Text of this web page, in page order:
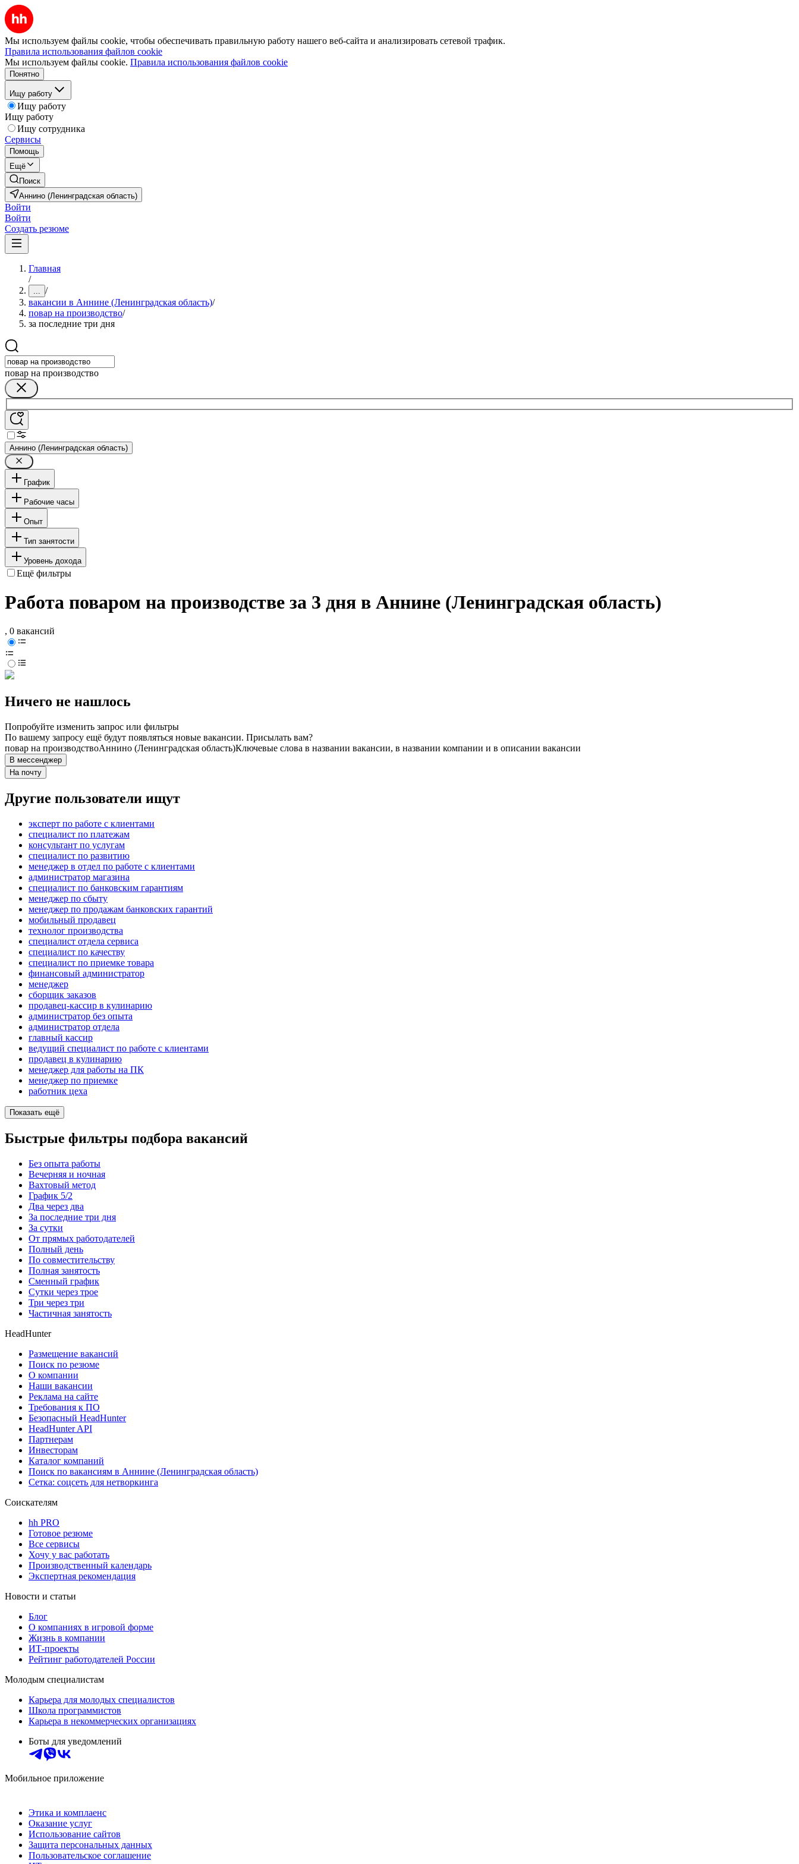
Мы используем файлы cookie, чтобы обеспечивать правильную работу нашего веб-сайта и анализировать сетевой трафик.
Правила использования файлов cookie
Мы используем файлы cookie. Правила использования файлов cookie
Понятно
Ищу работу
Ищу работу
Ищу работу
Ищу сотрудника
Сервисы
Помощь
Ещё
Поиск
Аннино (Ленинградская область)
Войти
Войти
Создать резюме
Главная
/
... /
вакансии в Аннине (Ленинградская область)/
повар на производство/
за последние три дня
повар на производство
Аннино (Ленинградская область)
График
Рабочие часы
Опыт
Тип занятости
Уровень дохода
Ещё фильтры
Работа поваром на производстве за 3 дня в Аннине (Ленинградская область)
, 0 вакансий
Ничего не нашлось
Попробуйте изменить запрос или фильтры
По вашему запросу ещё будут появляться новые вакансии. Присылать вам?
повар на производствоАннино (Ленинградская область)Ключевые слова в названии вакансии, в названии компании и в описании вакансии
В мессенджер
На почту
Другие пользователи ищут
эксперт по работе с клиентами
специалист по платежам
консультант по услугам
специалист по развитию
менеджер в отдел по работе с клиентами
администратор магазина
специалист по банковским гарантиям
менеджер по сбыту
менеджер по продажам банковских гарантий
мобильный продавец
технолог производства
специалист отдела сервиса
специалист по качеству
специалист по приемке товара
финансовый администратор
менеджер
сборщик заказов
продавец-кассир в кулинарию
администратор без опыта
администратор отдела
главный кассир
ведущий специалист по работе с клиентами
продавец в кулинарию
менеджер для работы на ПК
менеджер по приемке
работник цеха
Показать ещё
Быстрые фильтры подбора вакансий
Без опыта работы
Вечерняя и ночная
Вахтовый метод
График 5/2
Два через два
За последние три дня
За сутки
От прямых работодателей
Полный день
По совместительству
Полная занятость
Сменный график
Сутки через трое
Три через три
Частичная занятость
HeadHunter
Размещение вакансий
Поиск по резюме
О компании
Наши вакансии
Реклама на сайте
Требования к ПО
Безопасный HeadHunter
HeadHunter API
Партнерам
Инвесторам
Каталог компаний
Поиск по вакансиям в Аннине (Ленинградская область)
Сетка: соцсеть для нетворкинга
Соискателям
hh PRO
Готовое резюме
Все сервисы
Хочу у вас работать
Производственный календарь
Экспертная рекомендация
Новости и статьи
Блог
О компаниях в игровой форме
Жизнь в компании
ИТ-проекты
Рейтинг работодателей России
Молодым специалистам
Карьера для молодых специалистов
Школа программистов
Карьера в некоммерческих организациях
Боты для уведомлений
Мобильное приложение
Этика и комплаенс
Оказание услуг
Использование сайтов
Защита персональных данных
Пользовательское соглашение